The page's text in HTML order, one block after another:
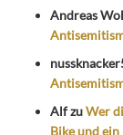
Andreas
AlfzuWer
Bike und